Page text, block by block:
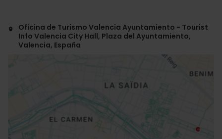
Oficina de Turismo Valencia Ayuntamiento - Tourist
Info Valencia City Hall, Plaza del Ayuntamiento,
Valencia, España